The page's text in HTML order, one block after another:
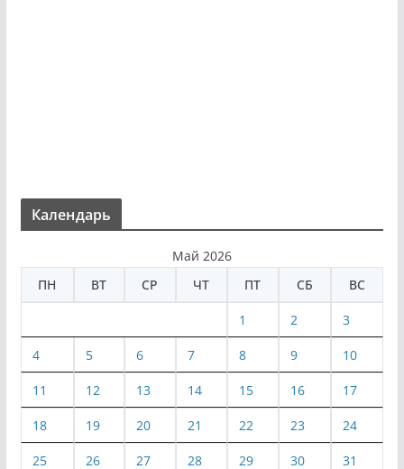
Календарь
Май 2026
ПН
ВТ СР ЧТ ПТ СБ ВС
1 2 3
4 5 6 7 8 9 10
11 12 13 14 15 16 17
18 19 20 21 22 23 24
25 26 27 28 29 30 31